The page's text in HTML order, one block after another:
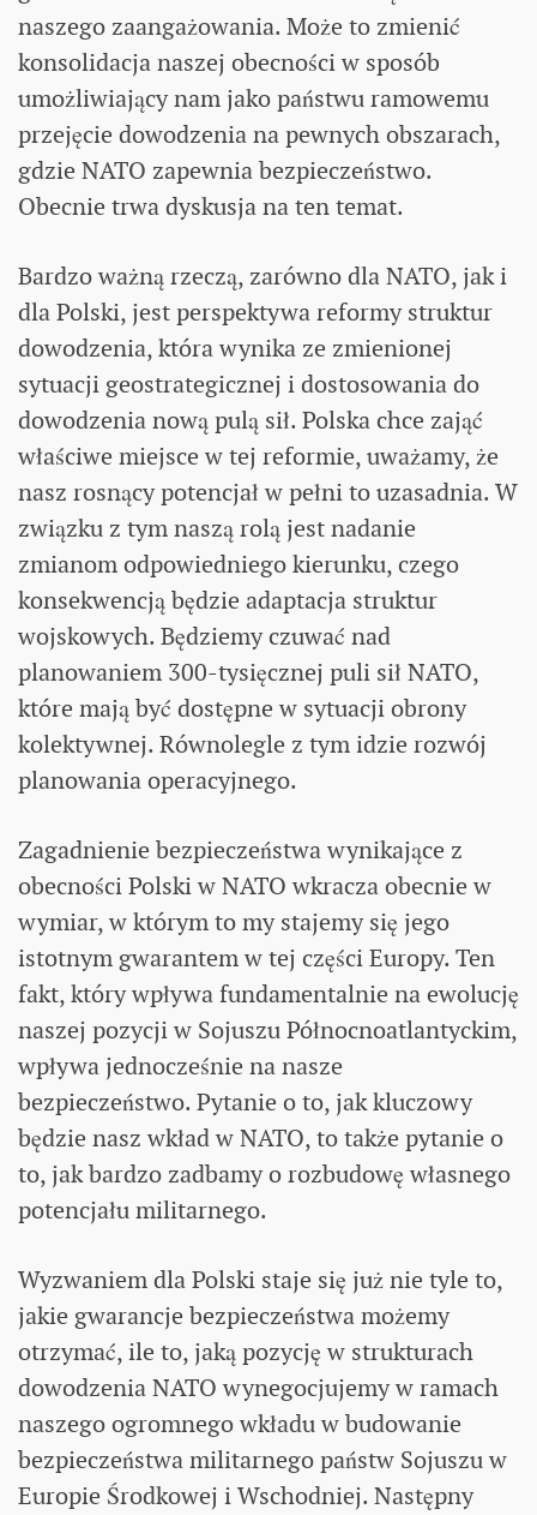
naszego zaangażowania. Może to zmienić
konsolidacja naszej obecności w sposób
umożliwiający nam jako państwu ramowemu
przejęcie dowodzenia na pewnych obszarach,
gdzie NATO zapewnia bezpieczeństwo.
Obecnie trwa dyskusja na ten temat.
Bardzo ważną rzeczą, zarówno dla NATO, jak i
dla Polski, jest perspektywa reformy struktur
dowodzenia, która wynika ze zmienionej
sytuacji geostrategicznej i dostosowania do
dowodzenia nową pulą sił. Polska chce zająć
właściwe miejsce w tej reformie, uważamy, że
nasz rosnący potencjał w pełni to uzasadnia. W
związku z tym naszą rolą jest nadanie
zmianom odpowiedniego kierunku, czego
konsekwencją będzie adaptacja struktur
wojskowych. Będziemy czuwać nad
planowaniem 300-tysięcznej puli sił NATO,
które mają być dostępne w sytuacji obrony
kolektywnej. Równolegle z tym idzie rozwój
planowania operacyjnego.
Zagadnienie bezpieczeństwa wynikające z
obecności Polski w NATO wkracza obecnie w
wymiar, w którym to my stajemy się jego
istotnym gwarantem w tej części Europy. Ten
fakt, który wpływa fundamentalnie na ewolucję
naszej pozycji w Sojuszu Północnoatlantyckim,
wpływa jednocześnie na nasze
bezpieczeństwo. Pytanie o to, jak kluczowy
będzie nasz wkład w NATO, to także pytanie o
to, jak bardzo zadbamy o rozbudowę własnego
potencjału militarnego.
Wyzwaniem dla Polski staje się już nie tyle to,
jakie gwarancje bezpieczeństwa możemy
otrzymać, ile to, jaką pozycję w strukturach
dowodzenia NATO wynegocjujemy w ramach
naszego ogromnego wkładu w budowanie
bezpieczeństwa militarnego państw Sojuszu w
Europie Środkowej i Wschodniej. Następny